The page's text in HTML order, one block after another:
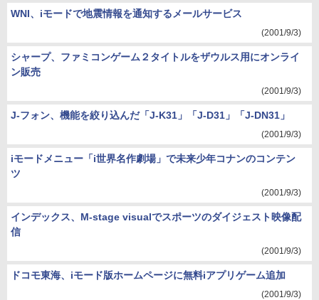
WNI、iモードで地震情報を通知するメールサービス
(2001/9/3)
シャープ、ファミコンゲーム２タイトルをザウルス用にオンライ
ン販売
(2001/9/3)
J-フォン、機能を絞り込んだ「J-K31」「J-D31」「J-DN31」
(2001/9/3)
iモードメニュー「i世界名作劇場」で未来少年コナンのコンテン
ツ
(2001/9/3)
インデックス、M-stage visualでスポーツのダイジェスト映像配
信
(2001/9/3)
ドコモ東海、iモード版ホームページに無料iアプリゲーム追加
(2001/9/3)